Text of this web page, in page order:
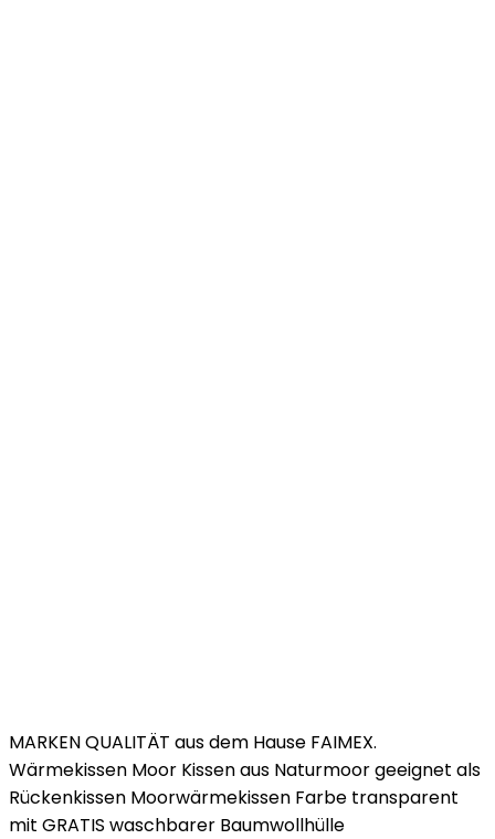
MARKEN QUALITÄT aus dem Hause FAIMEX.
Wärmekissen Moor Kissen aus Naturmoor geeignet als
Rückenkissen Moorwärmekissen Farbe transparent
mit GRATIS waschbarer Baumwollhülle